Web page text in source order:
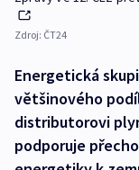
Zdroj: ČT24
Energetická
většinového
distributorovi
podporuje